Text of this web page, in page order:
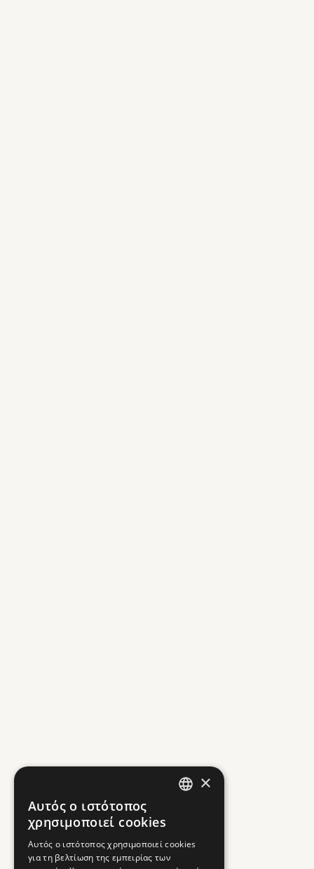
×
Αυτός ο ιστότοπος
χρησιμοποιεί cookies
Αυτός ο ιστότοπος χρησιμοποιεί cookies
για τη βελτίωση της εμπειρίας των